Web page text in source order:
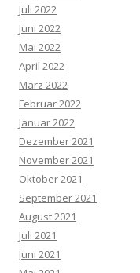
Juli 2022
Juni 2022
Mai 2022
April 2022
März 2022
Februar 2022
Januar 2022
Dezember 2021
November 2021
Oktober 2021
September 2021
August 2021
Juli 2021
Juni 2021